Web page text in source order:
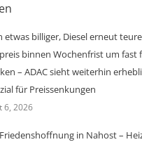
etwas billiger, Diesel erneut
binnen Wochenfrist um fast
– ADAC sieht weiterhin
für Preissenkungen
6, 2026
in Nahost –